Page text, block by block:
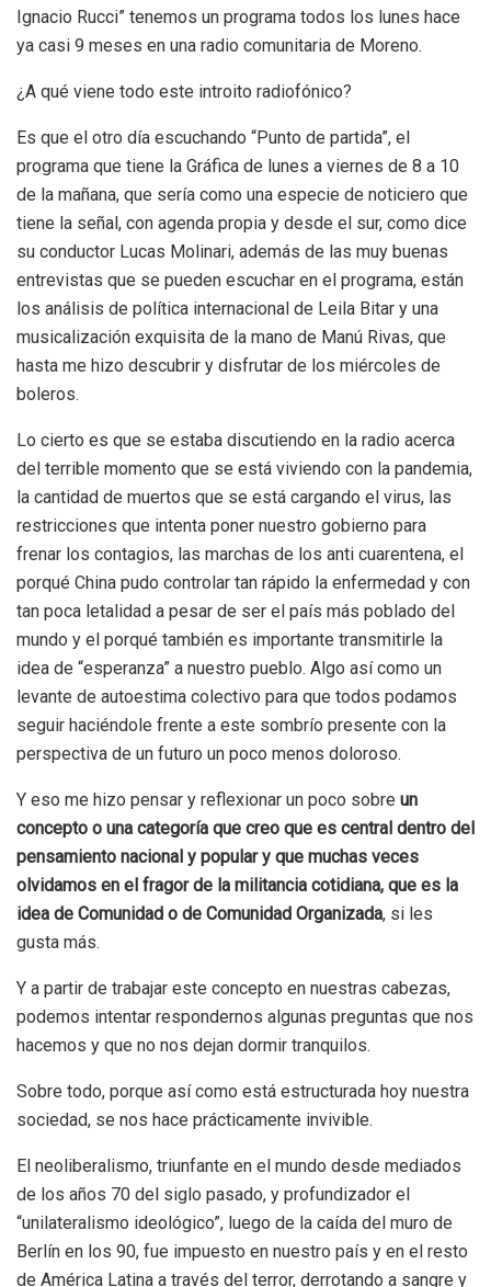
Ignacio Rucci” tenemos un programa todos los lunes hace
ya casi 9 meses en una radio comunitaria de Moreno.
¿A qué viene todo este introito radiofónico?
Es que el otro día escuchando “Punto de partida”, el
programa que tiene la Gráfica de lunes a viernes de 8 a 10
de la mañana, que sería como una especie de noticiero que
tiene la señal, con agenda propia y desde el sur, como dice
su conductor Lucas Molinari, además de las muy buenas
entrevistas que se pueden escuchar en el programa, están
los análisis de política internacional de Leila Bitar y una
musicalización exquisita de la mano de Manú Rivas, que
hasta me hizo descubrir y disfrutar de los miércoles de
boleros.
Lo cierto es que se estaba discutiendo en la radio acerca
del terrible momento que se está viviendo con la pandemia,
la cantidad de muertos que se está cargando el virus, las
restricciones que intenta poner nuestro gobierno para
frenar los contagios, las marchas de los anti cuarentena, el
porqué China pudo controlar tan rápido la enfermedad y con
tan poca letalidad a pesar de ser el país más poblado del
mundo y el porqué también es importante transmitirle la
idea de “esperanza” a nuestro pueblo. Algo así como un
levante de autoestima colectivo para que todos podamos
seguir haciéndole frente a este sombrío presente con la
perspectiva de un futuro un poco menos doloroso.
Y eso me hizo pensar y reflexionar un poco sobre un
concepto o una categoría que creo que es central dentro del
pensamiento nacional y popular y que muchas veces
olvidamos en el fragor de la militancia cotidiana, que es la
idea de Comunidad o de Comunidad Organizada, si les
gusta más.
Y a partir de trabajar este concepto en nuestras cabezas,
podemos intentar respondernos algunas preguntas que nos
hacemos y que no nos dejan dormir tranquilos.
Sobre todo, porque así como está estructurada hoy nuestra
sociedad, se nos hace prácticamente invivible.
El neoliberalismo, triunfante en el mundo desde mediados
de los años 70 del siglo pasado, y profundizador el
“unilateralismo ideológico”, luego de la caída del muro de
Berlín en los 90, fue impuesto en nuestro país y en el resto
de América Latina a través del terror, derrotando a sangre y